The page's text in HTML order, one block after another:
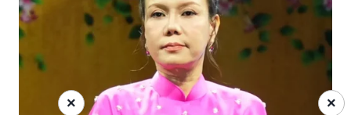
×
×